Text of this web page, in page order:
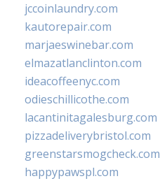
jccoinlaundry.com
kautorepair.com
marjaeswinebar.com
elmazatlanclinton.com
ideacoffeenyc.com
odieschillicothe.com
lacantinitagalesburg.com
pizzadeliverybristol.com
greenstarsmogcheck.com
happypawspl.com